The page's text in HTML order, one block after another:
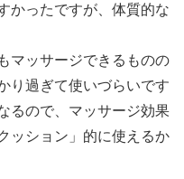
かったですが、体質的な
マッサージできるものの
り過ぎて使いづらいです
るので、マッサージ効果
ッション」的に使えるか